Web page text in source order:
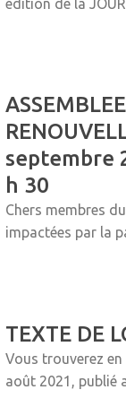
septembre
h 30
Chers membres
impactées par la
TEXTE DE
Vous trouverez
août 2021, publié